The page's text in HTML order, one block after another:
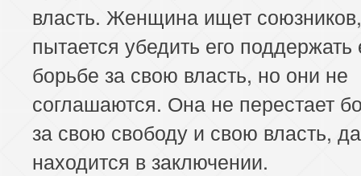
власть. Женщина ищет
пытается убедить его поддержать
борьбе за свою власть, но они не
соглашаются. Она не перестает
за свою свободу и свою власть,
находится в заключении.